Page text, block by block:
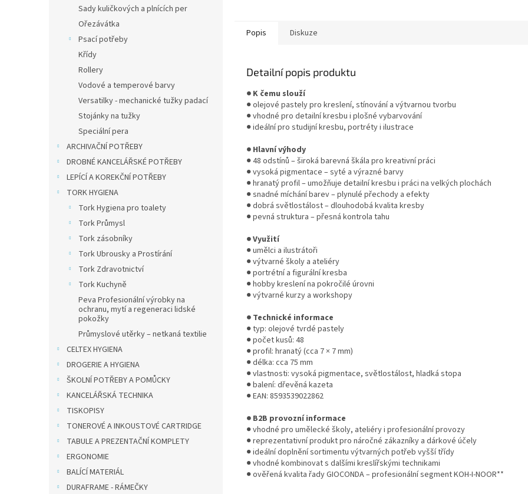
Sady kuličkových a plnících per
Ořezávátka
Psací potřeby
Křídy
Rollery
Vodové a temperové barvy
Versatilky - mechanické tužky padací
Stojánky na tužky
Speciální pera
ARCHIVAČNÍ POTŘEBY
DROBNÉ KANCELÁŘSKÉ POTŘEBY
LEPÍCÍ A KOREKČNÍ POTŘEBY
TORK HYGIENA
Tork Hygiena pro toalety
Tork Průmysl
Tork zásobníky
Tork Ubrousky a Prostírání
Tork Zdravotnictví
Tork Kuchyně
Peva Profesionální výrobky na
ochranu, mytí a regeneraci lidské
pokožky
Průmyslové utěrky – netkaná textilie
CELTEX HYGIENA
DROGERIE A HYGIENA
ŠKOLNÍ POTŘEBY A POMŮCKY
KANCELÁŘSKÁ TECHNIKA
TISKOPISY
TONEROVÉ A INKOUSTOVÉ CARTRIDGE
TABULE A PREZENTAČNÍ KOMPLETY
ERGONOMIE
BALÍCÍ MATERIÁL
DURAFRAME - RÁMEČKY
Popis Diskuze
Detailní popis produktu
● K čemu slouží
● olejové pastely pro kreslení, stínování a výtvarnou tvorbu
● vhodné pro detailní kresbu i plošné vybarvování
● ideální pro studijní kresbu, portréty i ilustrace
● Hlavní výhody
● 48 odstínů – široká barevná škála pro kreativní práci
● vysoká pigmentace – syté a výrazné barvy
● hranatý profil – umožňuje detailní kresbu i práci na velkých plochách
● snadné míchání barev – plynulé přechody a efekty
● dobrá světlostálost – dlouhodobá kvalita kresby
● pevná struktura – přesná kontrola tahu
● Využití
● umělci a ilustrátoři
● výtvarné školy a ateliéry
● portrétní a figurální kresba
● hobby kreslení na pokročilé úrovni
● výtvarné kurzy a workshopy
● Technické informace
● typ: olejové tvrdé pastely
● počet kusů: 48
● profil: hranatý (cca 7 × 7 mm)
● délka: cca 75 mm
● vlastnosti: vysoká pigmentace, světlostálost, hladká stopa
● balení: dřevěná kazeta
● EAN: 8593539022862
● B2B provozní informace
● vhodné pro umělecké školy, ateliéry i profesionální provozy
● reprezentativní produkt pro náročné zákazníky a dárkové účely
● ideální doplnění sortimentu výtvarných potřeb vyšší třídy
● vhodné kombinovat s dalšími kreslířskými technikami
● ověřená kvalita řady GIOCONDA – profesionální segment KOH-I-NOOR**